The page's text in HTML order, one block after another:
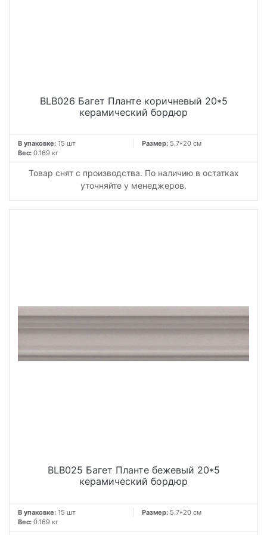
BLB026 Багет Планте коричневый 20*5
керамический бордюр
В упаковке: 15 шт Размер: 5.7*20 см
Вес: 0.169 кг
Товар снят с производства. По наличию в остатках
уточняйте у менеджеров.
BLB025 Багет Планте бежевый 20*5
керамический бордюр
В упаковке: 15 шт Размер: 5.7*20 см
Вес: 0.169 кг